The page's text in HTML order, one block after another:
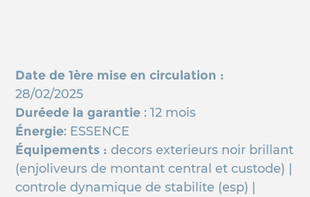
Date de 1ère mise en circulation :
28/02/2025
Duréede la garantie : 12 mois
Énergie: ESSENCE
Équipements :decors exterieurs noir brillant
(enjoliveurs de montant central et custode) |
controle dynamique de stabilite (esp) |